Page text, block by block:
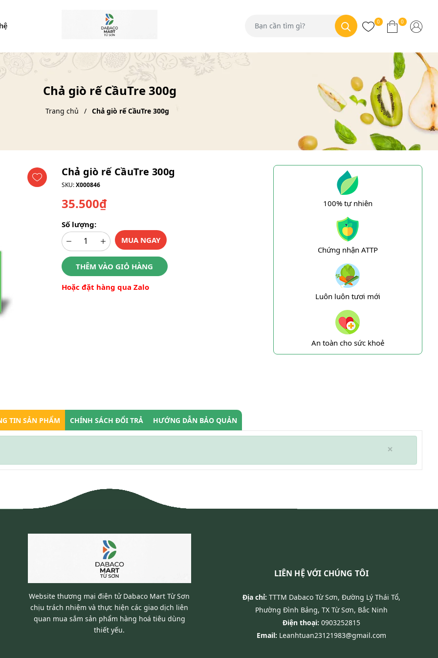
0 0
Chả giò rế CầuTre 300g
Trang chủ Chả giò rế CầuTre 300g
Chả giò rế CầuTre 300g
SKU:X000846
35.500₫
Số lượng:
MUA NGAY
THÊM VÀO GIỎ HÀNG
Hoặc đặt hàng qua Zalo
100% tự nhiên
Chứng nhận ATTP
Luôn luôn tươi mới
An toàn cho sức khoẻ
TIN SẢN PHẨM CHÍNH SÁCH ĐỔI TRẢ HƯỚNG DẪN BẢO QUẢN
×
Website thương mại điện tử Dabaco Mart Từ Sơn
chịu trách nhiệm và thực hiện các giao dịch liên
quan mua sắm sản phẩm hàng hoá tiêu dùng
thiết yếu.
LIÊN HỆ VỚI CHÚNG TÔI
Địa chỉ: TTTM Dabaco Từ Sơn, Đường Lý Thái Tổ,
Phường Đình Bảng, TX Từ Sơn, Bắc Ninh
Điện thoại: 0903252815
Email: Leanhtuan23121983@gmail.com